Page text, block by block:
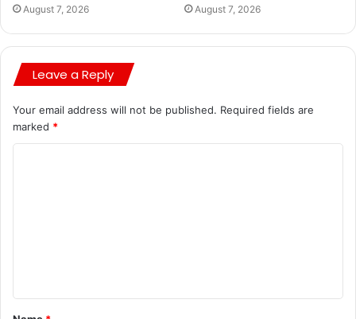
August 7, 2026 August 7, 2026
Leave a Reply
Your email address will not be published. Required fields are
marked *